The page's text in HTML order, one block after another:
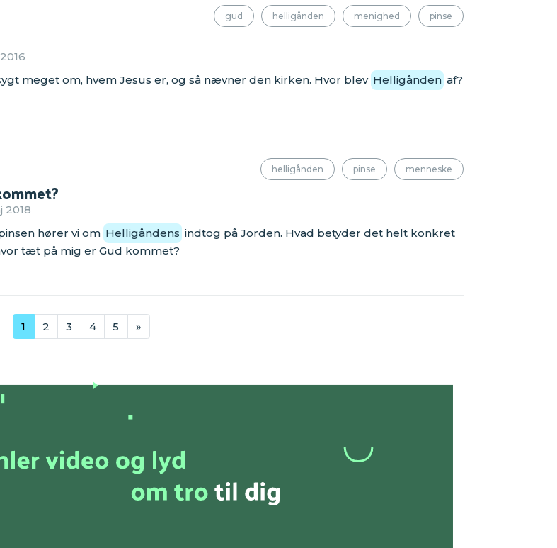
gud helligånden menighed pinse
meget om, hvem Jesus er, og så nævner den kirken. Hvor blev Helligånden af?
helligånden pinse menneske
2018
hører vi om Helligåndens indtog på Jorden. Hvad betyder det helt konkret
tæt på mig er Gud kommet?
1 2 3 4 5 »